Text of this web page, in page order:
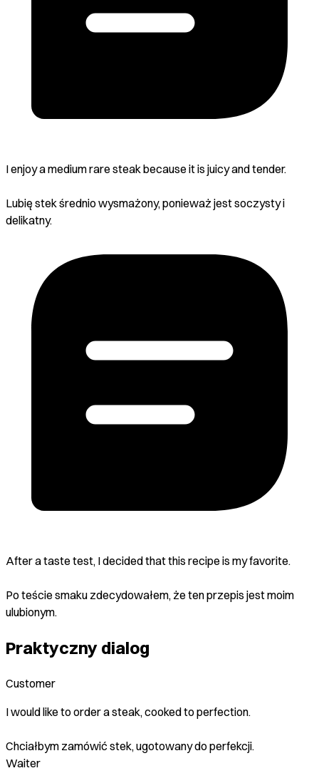
I enjoy a medium rare steak because it is juicy and tender.
Lubię stek średnio wysmażony, ponieważ jest soczysty i
delikatny.
After a taste test, I decided that this recipe is my favorite.
Po teście smaku zdecydowałem, że ten przepis jest moim
ulubionym.
Praktyczny dialog
Customer
I would like to order a steak, cooked to perfection.
Chciałbym zamówić stek, ugotowany do perfekcji.
Waiter